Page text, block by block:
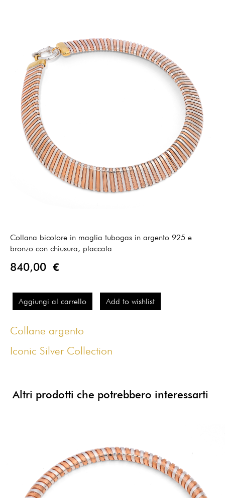
Collana bicolore in maglia tubogas in argento 925 e
bronzo con chiusura, placcata
840,00 €
Aggiungi al carrello Add to wishlist
Collane argento
Iconic Silver Collection
Altri prodotti che potrebbero interessarti